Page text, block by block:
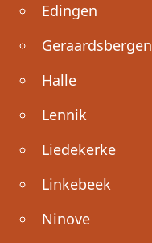
Edingen
Geraardsbergen
Halle
Lennik
Liedekerke
Linkebeek
Ninove